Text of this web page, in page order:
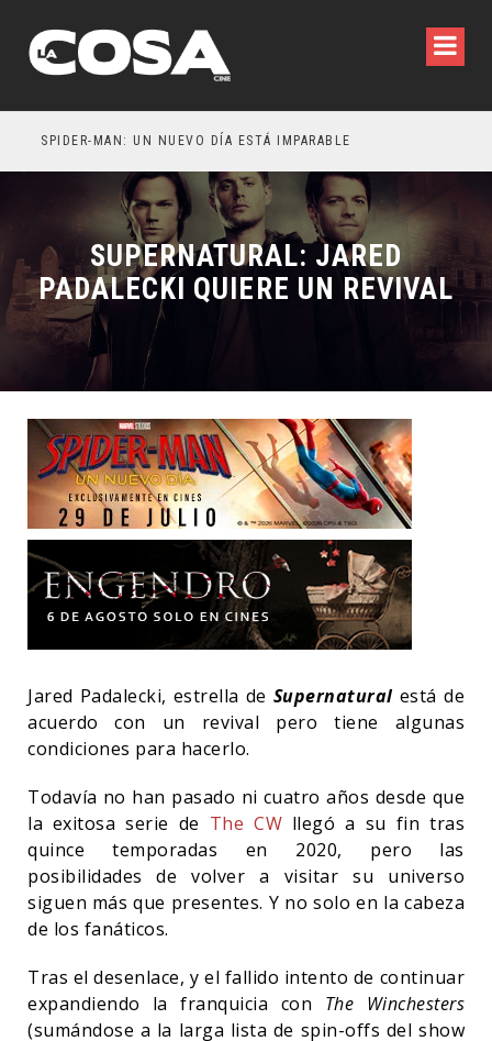
SPIDER-MAN: UN NUEVO DÍA ESTÁ IMPARABLE
SUPERNATURAL: JARED
PADALECKI QUIERE UN REVIVAL
Jared Padalecki, estrella de Supernatural está de
acuerdo con un revival pero tiene algunas
condiciones para hacerlo.
Todavía no han pasado ni cuatro años desde que
la exitosa serie de The CW llegó a su fin tras
quince temporadas en 2020, pero las
posibilidades de volver a visitar su universo
siguen más que presentes. Y no solo en la cabeza
de los fanáticos.
Tras el desenlace, y el fallido intento de continuar
expandiendo la franquicia con The Winchesters
(sumándose a la larga lista de spin-offs del show